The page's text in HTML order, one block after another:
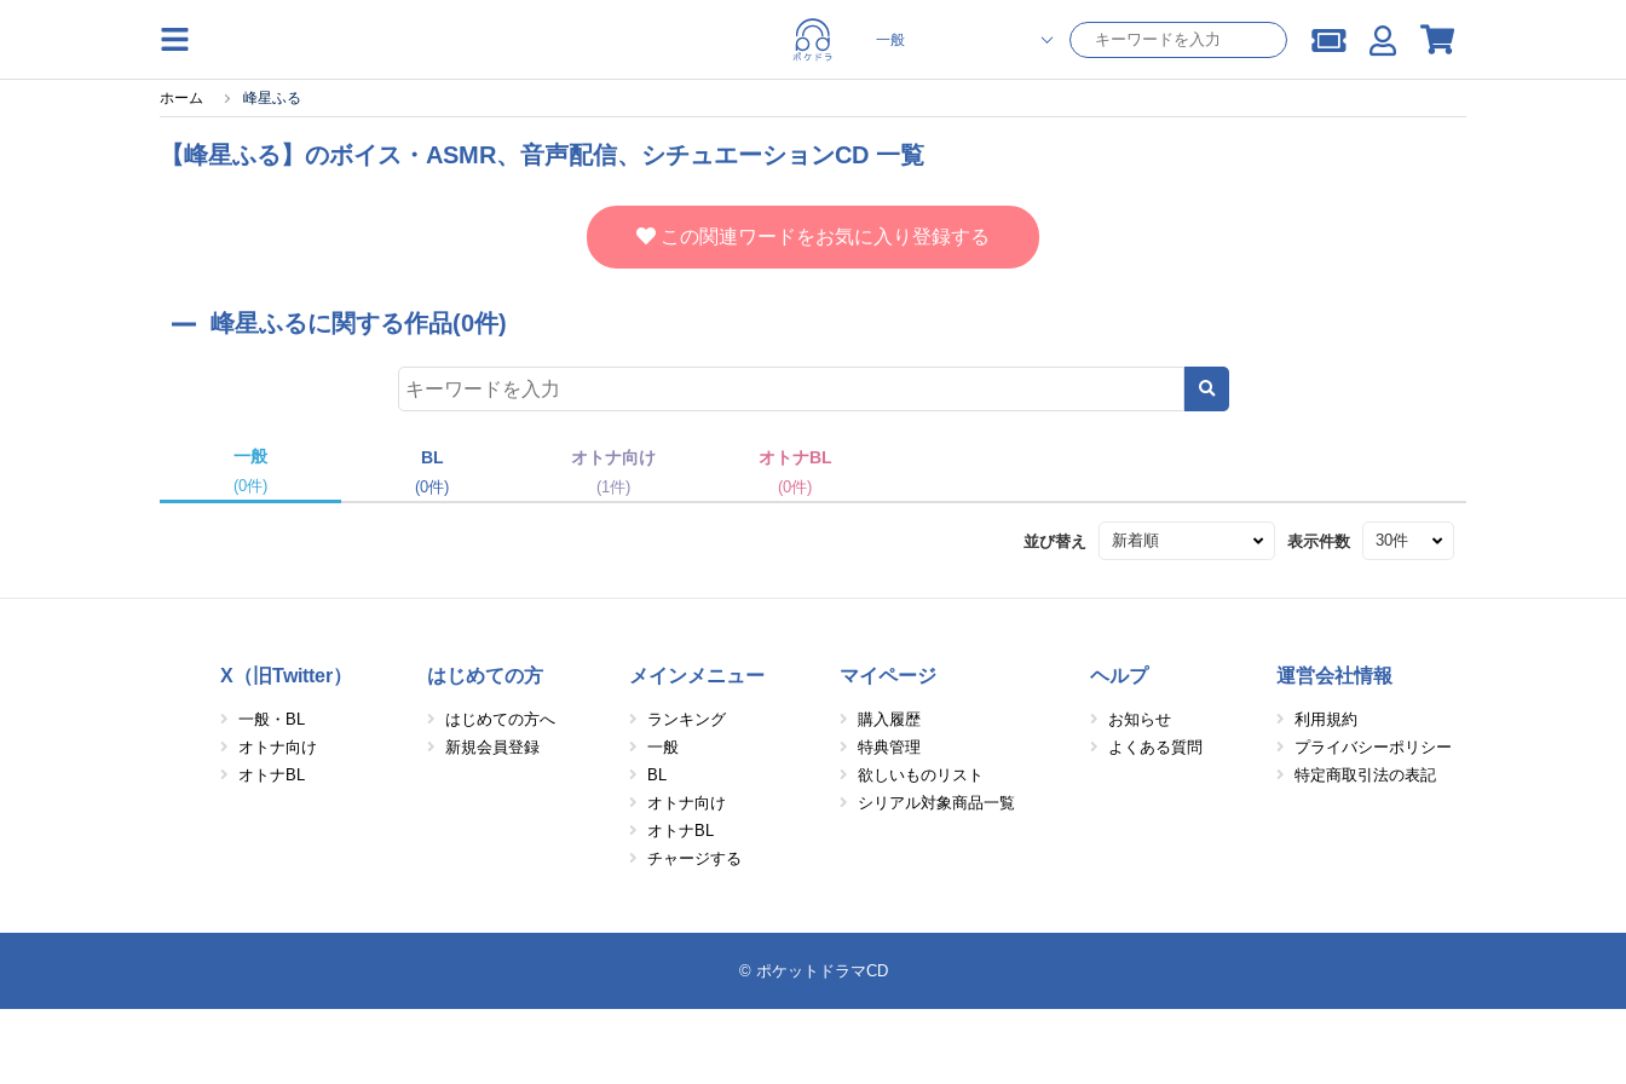
ホーム 峰星ふる
【峰星ふる】のボイス・ASMR、音声配信、シチュエーションCD 一覧
この関連ワードをお気に入り登録する
峰星ふるに関する作品(0件)
一般
(0件)
BL
(0件)
オトナ向け
(1件)
オトナBL
(0件)
並び替え 表示件数
X（旧Twitter）
一般・BL
オトナ向け
オトナBL
はじめての方
はじめての方へ
新規会員登録
メインメニュー
ランキング
一般
BL
オトナ向け
オトナBL
チャージする
マイページ
購入履歴
特典管理
欲しいものリスト
シリアル対象商品一覧
ヘルプ
お知らせ
よくある質問
運営会社情報
利用規約
プライバシーポリシー
特定商取引法の表記
© ポケットドラマCD